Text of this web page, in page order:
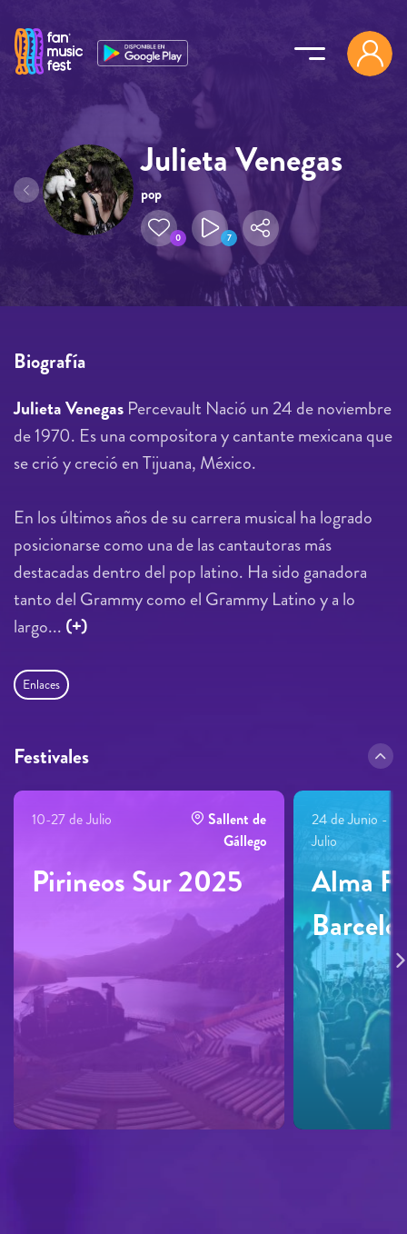
Julieta Venegas
pop
0 7
Biografía
Julieta Venegas Percevault Nació un 24 de noviembre
de 1970. Es una compositora y cantante mexicana que
se crió y creció en Tijuana, México.
En los últimos años de su carrera musical ha logrado
posicionarse como una de las cantautoras más
destacadas dentro del pop latino. Ha sido ganadora
tanto del Grammy como el Grammy Latino y a lo
largo... (+)
Enlaces
Festivales
10-27 de Julio
Sallent de
Gállego
Pirineos Sur 2025
24 de Junio -
Julio
Alma